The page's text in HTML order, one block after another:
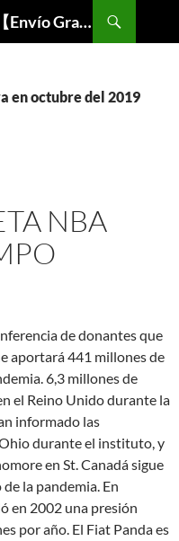
Camisetas NBA 2024 Baratas【Envío Gratis】
en octubre del 2019
NBA
de donantes que
aportará 441 millones de
6,3 millones de
el Reino Unido durante la
informado las
durante el instituto, y
en St. Canadá sigue
la pandemia. En
en 2002 una presión
por año. El Fiat Panda es